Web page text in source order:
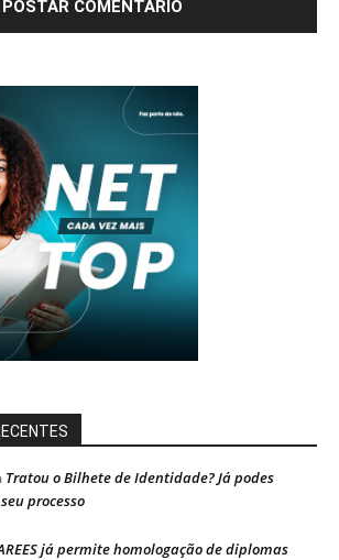
Tratou o Bilhete de Identidade? Já podes
processo
já permite homologação de diplomas